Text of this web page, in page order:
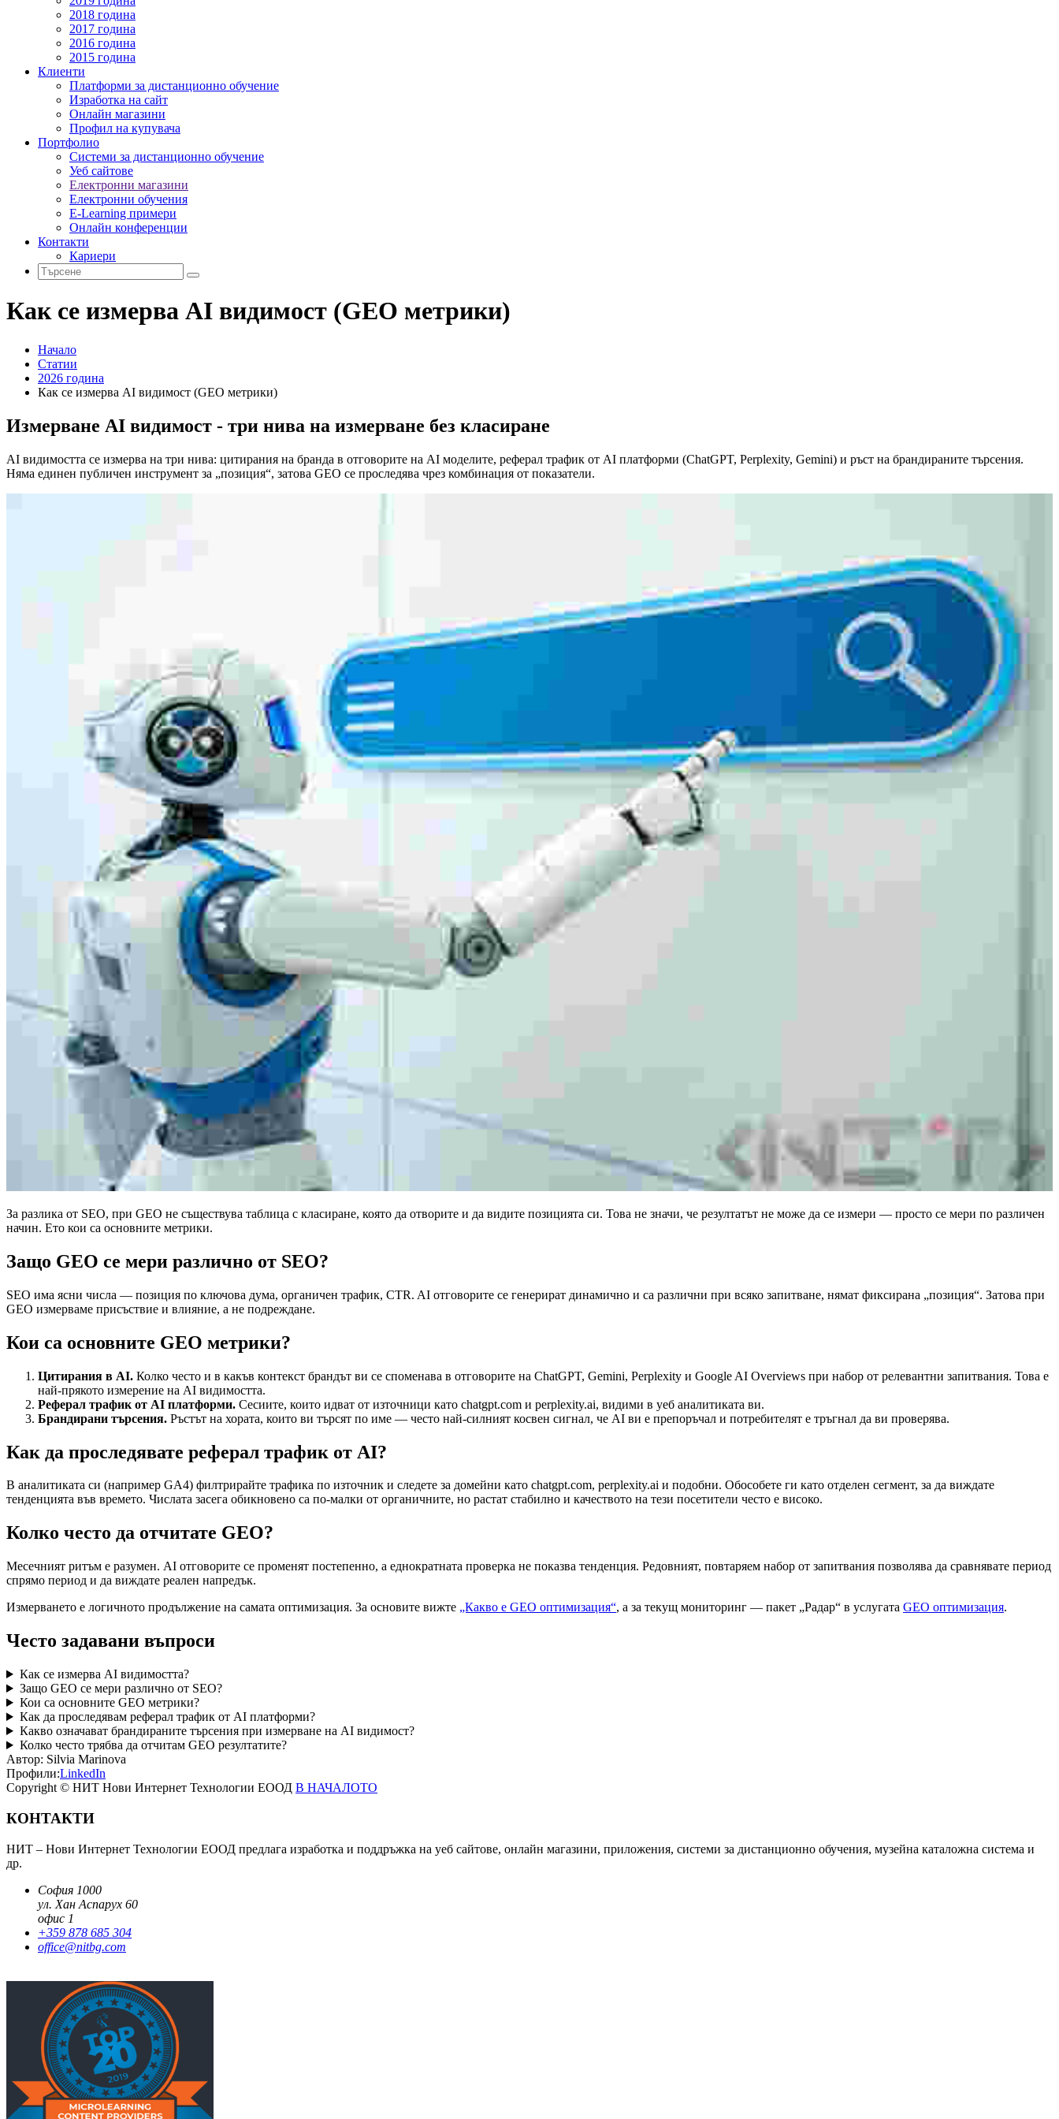
2018 година
2017 година
2016 година
2015 година
Клиенти
Платформи за дистанционно обучение
Изработка на сайт
Онлайн магазини
Профил на купувача
Портфолио
Системи за дистанционно обучение
Уеб сайтове
Електронни магазини
Електронни обучения
E-Learning примери
Онлайн конференции
Контакти
Кариери
Как се измерва AI видимост (GEO метрики)
Начало
Статии
2026 година
Как се измерва AI видимост (GEO метрики)
Измерване AI видимост - три нива на измерване без класиране
AI видимостта се измерва на три нива: цитирания на бранда в отговорите на AI моделите, реферал трафик от AI платформи (ChatGPT, Perplexity, Gemini) и ръст на брандираните търсения.
Няма единен публичен инструмент за „позиция“, затова GEO се проследява чрез комбинация от показатели.
За разлика от SEO, при GEO не съществува таблица с класиране, която да отворите и да видите позицията си. Това не значи, че резултатът не може да се измери — просто се мери по различен
начин. Ето кои са основните метрики.
Защо GEO се мери различно от SEO?
SEO има ясни числа — позиция по ключова дума, органичен трафик, CTR. AI отговорите се генерират динамично и са различни при всяко запитване, нямат фиксирана „позиция“. Затова при
GEO измерваме присъствие и влияние, а не подреждане.
Кои са основните GEO метрики?
Цитирания в AI. Колко често и в какъв контекст брандът ви се споменава в отговорите на ChatGPT, Gemini, Perplexity и Google AI Overviews при набор от релевантни запитвания. Това е
най-прякото измерение на AI видимостта.
Реферал трафик от AI платформи. Сесиите, които идват от източници като chatgpt.com и perplexity.ai, видими в уеб аналитиката ви.
Брандирани търсения. Ръстът на хората, които ви търсят по име — често най-силният косвен сигнал, че AI ви е препоръчал и потребителят е тръгнал да ви проверява.
Как да проследявате реферал трафик от AI?
В аналитиката си (например GA4) филтрирайте трафика по източник и следете за домейни като chatgpt.com, perplexity.ai и подобни. Обособете ги като отделен сегмент, за да виждате
тенденцията във времето. Числата засега обикновено са по-малки от органичните, но растат стабилно и качеството на тези посетители често е високо.
Колко често да отчитате GEO?
Месечният ритъм е разумен. AI отговорите се променят постепенно, а еднократната проверка не показва тенденция. Редовният, повтаряем набор от запитвания позволява да сравнявате период
спрямо период и да виждате реален напредък.
Измерването е логичното продължение на самата оптимизация. За основите вижте „Какво е GEO оптимизация“, а за текущ мониторинг — пакет „Радар“ в услугата GEO оптимизация.
Често задавани въпроси
Как се измерва AI видимостта?
Защо GEO се мери различно от SEO?
Кои са основните GEO метрики?
Как да проследявам реферал трафик от AI платформи?
Какво означават брандираните търсения при измерване на AI видимост?
Колко често трябва да отчитам GEO резултатите?
Автор: Silvia Marinova
Профили:LinkedIn
Copyright © НИТ Нови Интернет Технологии ЕООД В НАЧАЛОТО
КОНТАКТИ
НИТ – Нови Интернет Технологии ЕООД предлага изработка и поддръжка на уеб сайтове, онлайн магазини, приложения, системи за дистанционно обучения, музейна каталожна система и
др.
София 1000
ул. Хан Аспарух 60
офис 1
+359 878 685 304
office@nitbg.com